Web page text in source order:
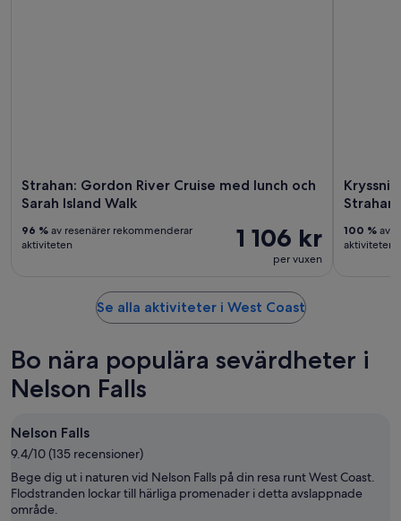
Strahan: Gordon River Cruise med lunch och
Sarah Island Walk
1 106 kr
per vuxen
96 % av resenärer rekommenderar
aktiviteten
Strahan
100 % av
aktiviteten
Se alla aktiviteter i West Coast
Bo nära populära sevärdheter i
Nelson Falls
Nelson Falls
9.4/10 (135 recensioner)
Bege dig ut i naturen vid Nelson Falls på din resa runt West Coast.
Flodstranden lockar till härliga promenader i detta avslappnade
område.